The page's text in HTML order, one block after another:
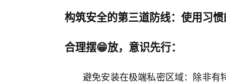
构筑安全的第三道防线：使用习
合理摆😁放，意识先行：
避免安装在极端私密区域：除非有